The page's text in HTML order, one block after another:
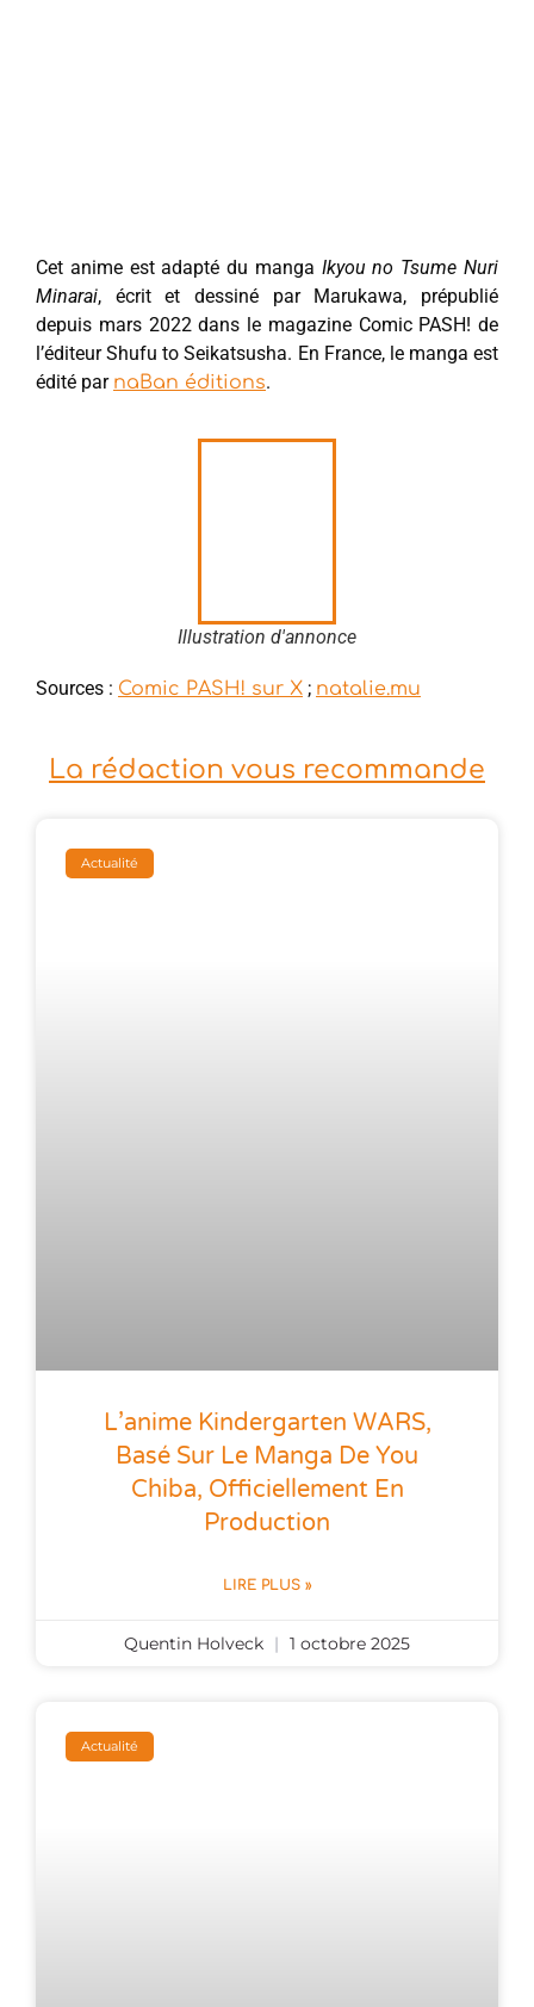
Cet anime est adapté du manga Ikyou no Tsume Nuri
Minarai, écrit et dessiné par Marukawa, prépublié
depuis mars 2022 dans le magazine Comic PASH! de
l’éditeur Shufu to Seikatsusha. En France, le manga est
édité par naBan éditions.
Illustration d'annonce
Sources : Comic PASH! sur X ; natalie.mu
La rédaction vous recommande
Actualité
L’anime Kindergarten WARS,
Basé Sur Le Manga De You
Chiba, Officiellement En
Production
LIRE PLUS »
Quentin Holveck 1 octobre 2025
Actualité